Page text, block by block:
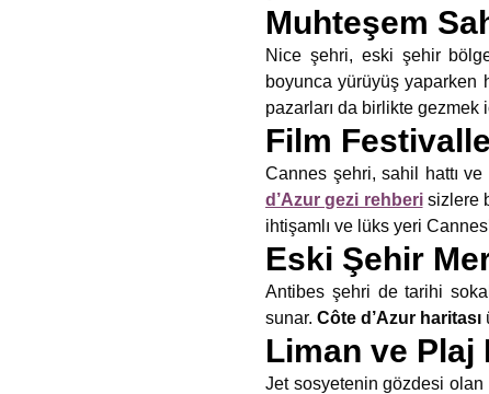
Muhteşem
Nice şehri, eski şehir
boyunca yürüyüş yaparken
pazarları da birlikte gezmek
Film
Cannes şehri, sahil hattı
d’Azur gezi rehberi sizlere
ihtişamlı ve lüks yeri
Eski Şehir
Antibes şehri de tarihi
sunar. Côte d’Azur haritası
Liman ve Plaj
Jet sosyetenin gözdesi